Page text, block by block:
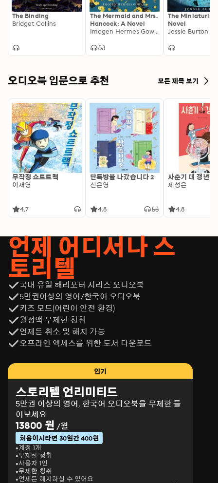
The Binding
Bridget Collins
The Mermaid and Mrs.
Hancock: A Novel
Imogen Hermes Gowar
The
Novel
Jessie Burton
오디오북 입문으로 추천 모든 제목 보기
무작정 쇼트트랙
이재영
4.7
단톡방을 나갔습니다 2
신은영
4.8
사춘기 대 갱년기
제성은
4.8
언제 어디서나 스
토리텔
국내 유일 해리포터 시리즈 오디오북
5만권이상의 영어/한국어 오디오북
키즈 모드(어린이 안전 환경)
월정액 무제한 청취
언제든 취소 및 해지 가능
오프라인 액세스를 위한 도서 다운로드
인기
스토리텔 언리미티드
5만권 이상의 영어, 한국어 오디오북을 무제한 들
어보세요
13800 원 /월
처음이시라면 30일간 400원
계정 1개
무제한 청취
사용자 1인
무제한 청취
언제든 해지하실 수 있어요